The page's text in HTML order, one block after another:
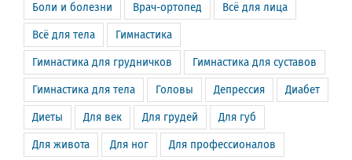
Боли и болезни Врач-ортопед Всё для лица
Всё для тела Гимнастика
Гимнастика для грудничков Гимнастика для суставов
Гимнастика для тела Головы Депрессия Диабет
Диеты Для век Для грудей Для губ
Для живота Для ног Для профессионалов